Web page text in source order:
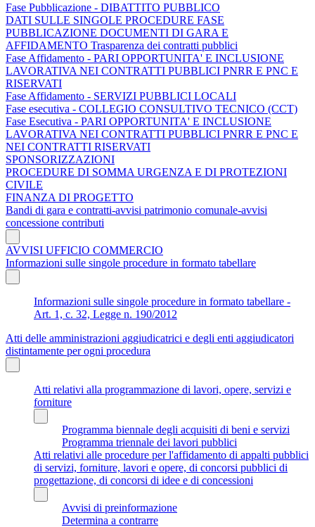
Fase Pubblicazione - DIBATTITO PUBBLICO
DATI SULLE SINGOLE PROCEDURE FASE
PUBBLICAZIONE DOCUMENTI DI GARA E
AFFIDAMENTO Trasparenza dei contratti pubblici
Fase Affidamento - PARI OPPORTUNITA' E INCLUSIONE
LAVORATIVA NEI CONTRATTI PUBBLICI PNRR E PNC E
RISERVATI
Fase Affidamento - SERVIZI PUBBLICI LOCALI
Fase esecutiva - COLLEGIO CONSULTIVO TECNICO (CCT)
Fase Esecutiva - PARI OPPORTUNITA' E INCLUSIONE
LAVORATIVA NEI CONTRATTI PUBBLICI PNRR E PNC E
NEI CONTRATTI RISERVATI
SPONSORIZZAZIONI
PROCEDURE DI SOMMA URGENZA E DI PROTEZIONI
CIVILE
FINANZA DI PROGETTO
Bandi di gara e contratti-avvisi patrimonio comunale-avvisi
concessione contributi
AVVISI UFFICIO COMMERCIO
Informazioni sulle singole procedure in formato tabellare
Informazioni sulle singole procedure in formato tabellare -
Art. 1, c. 32, Legge n. 190/2012
Atti delle amministrazioni aggiudicatrici e degli enti aggiudicatori
distintamente per ogni procedura
Atti relativi alla programmazione di lavori, opere, servizi e
forniture
Programma biennale degli acquisiti di beni e servizi
Programma triennale dei lavori pubblici
Atti relativi alle procedure per l'affidamento di appalti pubblici
di servizi, forniture, lavori e opere, di concorsi pubblici di
progettazione, di concorsi di idee e di concessioni
Avvisi di preinformazione
Determina a contrarre